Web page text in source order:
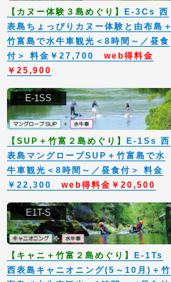
【カヌー体験３島めぐり】
E-3Cs 西
表島ちょっぴりカヌー体験と由布島＋
竹富島で水牛車観光＜8時間～／昼食
付＞ 料金￥27,700 web得料金
￥25,900
E-1SS
【SUP＋竹富２島めぐり】
E-1Ss 西
表島マングローブSUP＋竹富島で水
牛車観光＜8時間～／昼食付＞ 料金
￥22,300 web得料金￥20,500
E1T-S
【キャニ＋竹富２島めぐり】
E-1Ts
西表島キャニオニング(5～10月)＋竹